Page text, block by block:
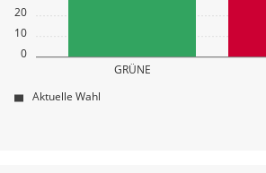
0
10
20
GRÜNE
Aktuelle Wahl